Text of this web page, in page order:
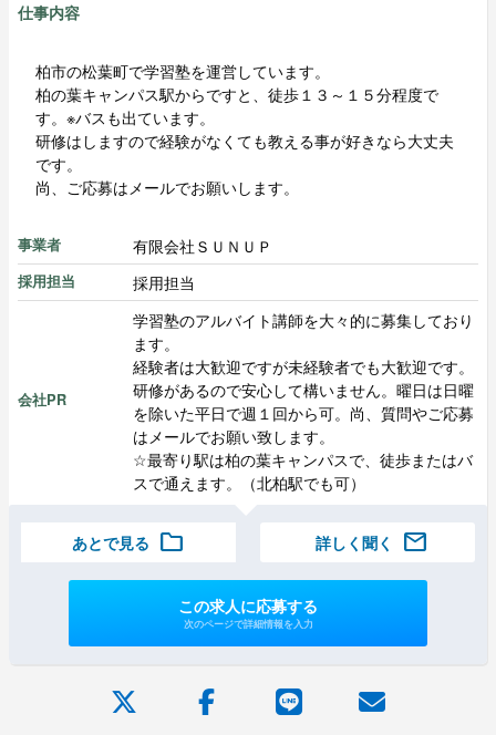
仕事内容
柏市の松葉町で学習塾を運営しています。
柏の葉キャンパス駅からですと、徒歩１３～１５分程度で
す。※バスも出ています。
研修はしますので経験がなくても教える事が好きなら大丈夫
です。
尚、ご応募はメールでお願いします。
事業者 有限会社ＳＵＮＵＰ
採用担当 採用担当
会社PR
学習塾のアルバイト講師を大々的に募集しており
ます。
経験者は大歓迎ですが未経験者でも大歓迎です。
研修があるので安心して構いません。曜日は日曜
を除いた平日で週１回から可。尚、質問やご応募
はメールでお願い致します。
☆最寄り駅は柏の葉キャンパスで、徒歩またはバ
スで通えます。（北柏駅でも可）
あとで見る folder 詳しく聞く mail
この求人に応募する
次のページで詳細情報を入力